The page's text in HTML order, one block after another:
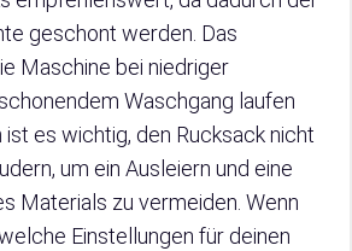
geschont werden. Das
Maschine bei niedriger
Waschgang laufen
es wichtig, den Rucksack nicht
um ein Ausleiern und eine
Materials zu vermeiden. Wenn
Einstellungen für deinen